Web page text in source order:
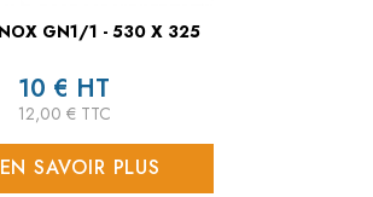
GRILLE INOX GN1/1 - 530 X 325
10 € HT
12,00 € TTC
EN SAVOIR PLUS